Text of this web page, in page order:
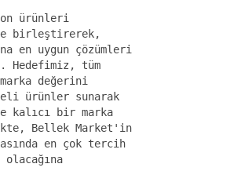
ürünleri
birleştirerek,
en uygun çözümleri
Hedefimiz, tüm
değerini
ürünler sunarak
kalıcı bir marka
Bellek Market'in
en çok tercih